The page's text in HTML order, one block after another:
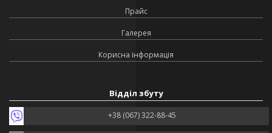
Прайс
Галерея
Корисна інформація
Відділ збуту
+38 (067) 322-88-45